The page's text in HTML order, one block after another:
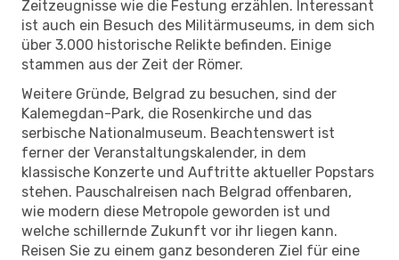
Zeitzeugnisse wie die Festung erzählen. Interessant
ist auch ein Besuch des Militärmuseums, in dem sich
über 3.000 historische Relikte befinden. Einige
stammen aus der Zeit der Römer.
Weitere Gründe, Belgrad zu besuchen, sind der
Kalemegdan-Park, die Rosenkirche und das
serbische Nationalmuseum. Beachtenswert ist
ferner der Veranstaltungskalender, in dem
klassische Konzerte und Auftritte aktueller Popstars
stehen. Pauschalreisen nach Belgrad offenbaren,
wie modern diese Metropole geworden ist und
welche schillernde Zukunft vor ihr liegen kann.
Reisen Sie zu einem ganz besonderen Ziel für eine